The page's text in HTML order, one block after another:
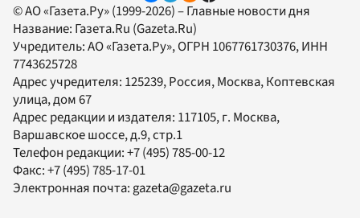
© АО «Газета.Ру» (1999-2026) – Главные новости дня
Название: Газета.Ru (Gazeta.Ru)
Учредитель:АО «Газета.Ру», ОГРН 1067761730376, ИНН
7743625728
Адрес учредителя: 125239, Россия, Москва, Коптевская
улица, дом 67
Адрес редакции и издателя: 117105, г. Москва,
Варшавское шоссе, д.9, стр.1
Телефон редакции:+7 (495) 785-00-12
Факс:+7 (495) 785-17-01
Электронная почта: gazeta@gazeta.ru